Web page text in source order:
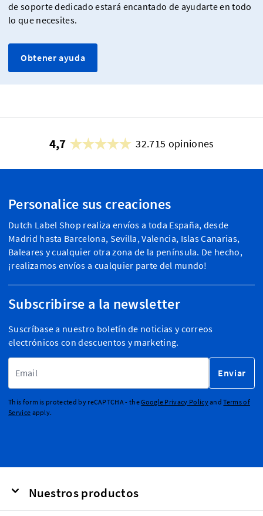
de soporte dedicado estará encantado de ayudarte en todo
lo que necesites.
Obtener ayuda
4,7 32.715 opiniones
Personalice sus creaciones
Dutch Label Shop realiza envíos a toda España, desde
Madrid hasta Barcelona, Sevilla, Valencia, Islas Canarias,
Baleares y cualquier otra zona de la península. De hecho,
¡realizamos envíos a cualquier parte del mundo!
Subscribirse a la newsletter
Suscríbase a nuestro boletín de noticias y correos
electrónicos con descuentos y marketing.
Enviar
This form is protected by reCAPTCHA - theGoogle Privacy PolicyandTerms of
Service apply.
Nuestros productos